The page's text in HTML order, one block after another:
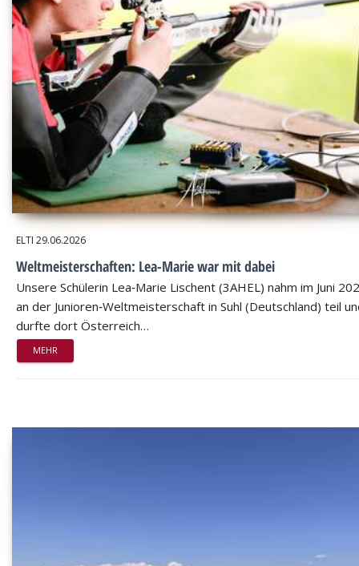
ELTI 29.06.2026
Weltmeisterschaften: Lea-Marie war mit dabei
Unsere Schülerin Lea‑Marie Lischent (3AHEL) nahm im Juni
an der Junioren‑Weltmeisterschaft in Suhl (Deutschland) teil
durfte dort Österreich…
MEHR